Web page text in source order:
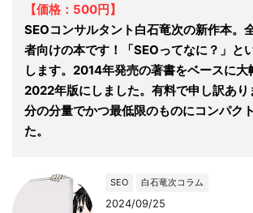
【価格：500円】
SEOコンサルタント白石竜次の新作本。
者向けの本です！「SEOってなに？」と
します。2014年発売の著書をベースに大
2022年版にしました。有料で申し訳あり
分の分量でかつ最低限のものにコンパク
た。
SEO 白石竜次コラム
2024/09/25